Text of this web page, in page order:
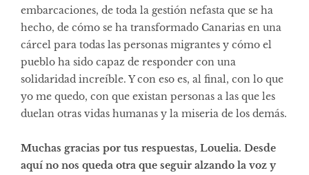
embarcaciones, de toda la gestión nefasta que se ha
hecho, de cómo se ha transformado Canarias en una
cárcel para todas las personas migrantes y cómo el
pueblo ha sido capaz de responder con una
solidaridad increíble. Y con eso es, al final, con lo que
yo me quedo, con que existan personas a las que les
duelan otras vidas humanas y la miseria de los demás.
Muchas gracias por tus respuestas, Louelia. Desde
aquí no nos queda otra que seguir alzando la voz y